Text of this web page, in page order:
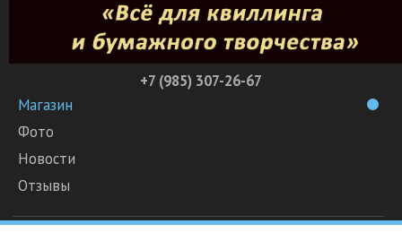
+7 (985) 307-26-67
Магазин
Фото
Новости
Отзывы